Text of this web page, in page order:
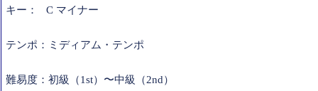
キー： C マイナー
テンポ：ミディアム・テンポ
難易度：初級（1st）〜中級（2nd）